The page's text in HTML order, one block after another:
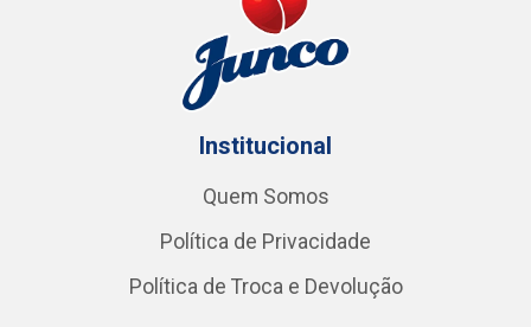
Institucional
Quem Somos
Política de Privacidade
Política de Troca e Devolução